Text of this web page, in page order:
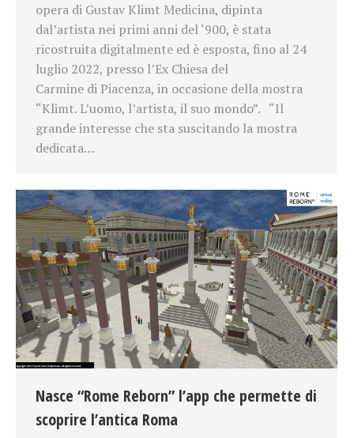
opera di Gustav Klimt Medicina, dipinta
dal’artista nei primi anni del ‘900, è stata
ricostruita digitalmente ed è esposta, fino al 24
luglio 2022, presso l’Ex Chiesa del
Carmine di Piacenza, in occasione della mostra
“Klimt. L’uomo, l’artista, il suo mondo”. “Il
grande interesse che sta suscitando la mostra
dedicata…
Nasce “Rome Reborn” l’app che permette di
scoprire l’antica Roma